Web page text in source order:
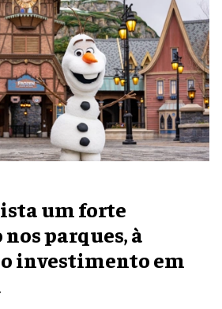
um forte
parques, à
investimento em